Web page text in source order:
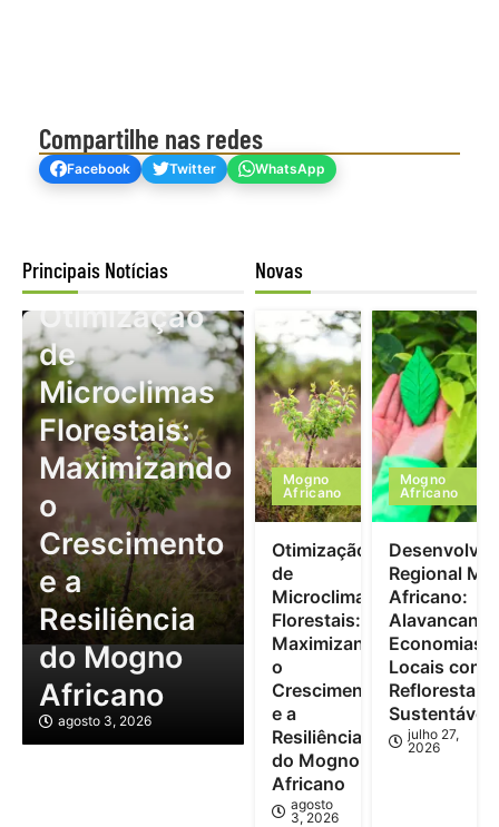
Compartilhe nas redes
Facebook Twitter WhatsApp
Principais Notícias
Mogno Africano
Otimização
de
Microclimas
Florestais:
Maximizando
o
Crescimento
e a
Resiliência
do Mogno
Africano
agosto 3, 2026
Novas
Mogno
Africano
Otimização
de
Microclimas
Florestais:
Maximizando
o
Crescimento
e a
Resiliência
do Mogno
Africano
agosto
3, 2026
Mogno
Africano
Regional
Africano:
Economias
Locais com
Sustentável
julho 27,
2026